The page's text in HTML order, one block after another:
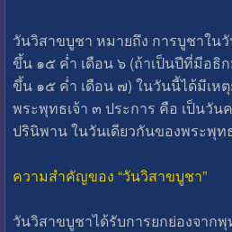
วันวิสาขบูชา หมายถึง การบูชาใน
ขึ้น ๑๕ ค่ำ เดือน ๖ (ถ้าเป็นปีที่มีอธิ
ขึ้น ๑๕ ค่ำ เดือน ๗) ในวันนี้ได้มีเห
พระพุทธเจ้า ๓ ประการ คือ เป็นวัน
ปรินิพาน ในวันเดียวกันของพระพุท
ความสำคัญของ “วันวิสาขบูชา”
วันวิสาขบูชาได้รับการยกย่องจาก